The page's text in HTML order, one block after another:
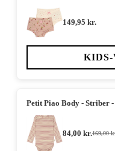
149,95 kr.
Petit Piao Body - Striber
169,00
Den
84,00 kr.Den